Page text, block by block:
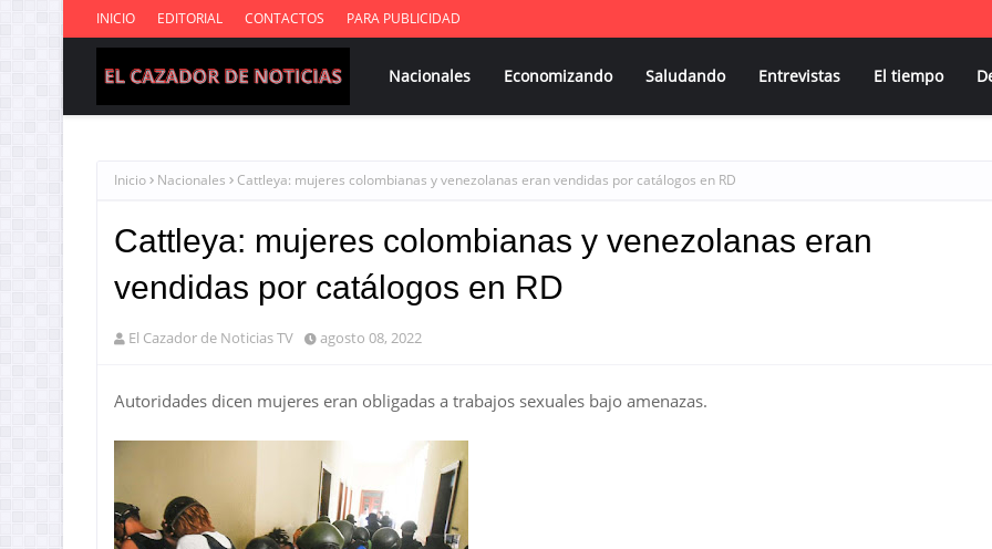
INICIO EDITORIAL CONTACTOS PARA PUBLICIDAD
Nacionales Economizando Saludando Entrevistas El tiempo
Inicio Nacionales Cattleya: mujeres colombianas y venezolanas eran vendidas por catálogos en RD
Cattleya: mujeres colombianas y venezolanas eran
vendidas por catálogos en RD
El Cazador de Noticias TV agosto 08, 2022
Autoridades dicen mujeres eran obligadas a trabajos sexuales bajo amenazas.